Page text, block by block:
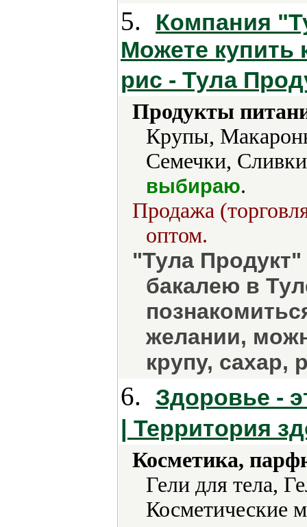
5.
Компания
Можете купить
рис - Тула
Продукты
Крупы,
Семечки,
выбираю.
Продажа
оптом.
"Тула
бакалею в
желании,
крупу, сахар,
6.
Здоровье -
| Территория
Косметика,
Гели для тела,
Косметические